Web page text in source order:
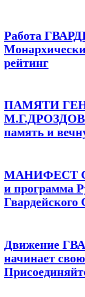
Работа
рейтинг
ПАМЯТИ
память и
МАНИФЕСТ
и программа
Гвардейского
Движение
начинает